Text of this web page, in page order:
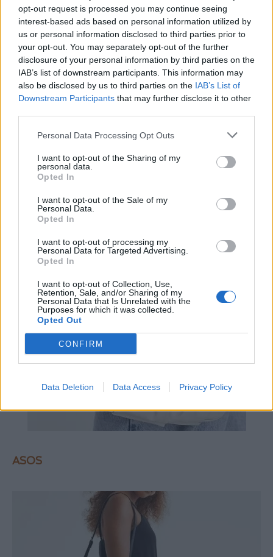
opt-out request is processed you may continue seeing
interest-based ads based on personal information utilized by
us or personal information disclosed to third parties prior to
your opt-out. You may separately opt-out of the further
disclosure of your personal information by third parties on the
IAB’s list of downstream participants. This information may
also be disclosed by us to third parties on the IAB’s List of
Downstream Participants that may further disclose it to other
Personal Data Processing Opt Outs
I want to opt-out of the Sharing of my
personal data.
Opted In
I want to opt-out of the Sale of my
Personal Data.
Opted In
I want to opt-out of processing my
Personal Data for Targeted Advertising.
Opted In
I want to opt-out of Collection, Use,
Retention, Sale, and/or Sharing of my
Personal Data that Is Unrelated with the
Purposes for which it was collected.
Opted Out
CONFIRM
Data Deletion Data Access Privacy Policy
https://www.instagram.com/p/Cg14BF7Apkm/
utm_source=ig_embed&utm_campaign=loadi
ng
ASOS